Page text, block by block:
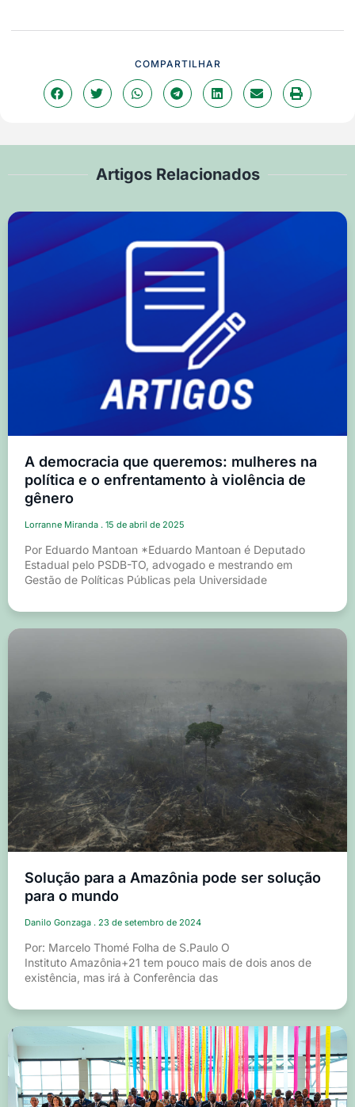
COMPARTILHAR
Artigos Relacionados
A democracia que queremos: mulheres na
política e o enfrentamento à violência de
gênero
Lorranne Miranda 15 de abril de 2025
Por Eduardo Mantoan *Eduardo Mantoan é Deputado
Estadual pelo PSDB-TO, advogado e mestrando em
Gestão de Políticas Públicas pela Universidade
Solução para a Amazônia pode ser solução
para o mundo
Danilo Gonzaga 23 de setembro de 2024
Por: Marcelo Thomé Folha de S.Paulo O
Instituto Amazônia+21 tem pouco mais de dois anos de
existência, mas irá à Conferência das